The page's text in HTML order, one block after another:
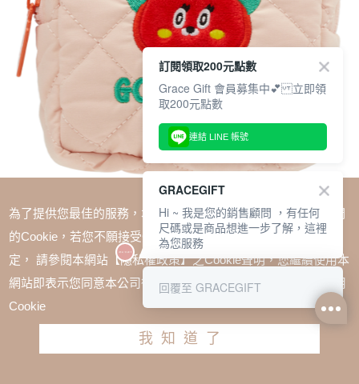
Wasabi Bear-辣椒醬熊格紋鋪棉收納包 粉
為了提供您最佳的服務，本網站會在您的電腦中放置並取用我們
的Cookie，若您不願接受Cookie時應如何變更電腦的Cookie設
定， 請參閱本網站【隱私權政策】之Cookie聲明，您繼續使用本
網站即表示您同意本公司得按本網站使用條款之Cookie聲明使用
Cookie
我知道了
訂閱領取200元點數
Grace Gift 會員募集中💕 立即領
取200元點數
連結 LINE 帳號
GRACEGIFT
Hi ~ 我是您的銷售顧問 ，有任何
尺碼或是商品想進一步了解，這裡
為您服務
回覆至 GRACEGIFT